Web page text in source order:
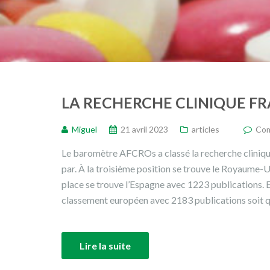
LA RECHERCHE CLINIQUE
Miguel 21 avril 2023 articles
Le baromètre AFCROs a classé la recherche
par. À la troisième position se trouve le
place se trouve l’Espagne avec 1223 publications.
classement européen avec 2183 publications soit
Lire la suite